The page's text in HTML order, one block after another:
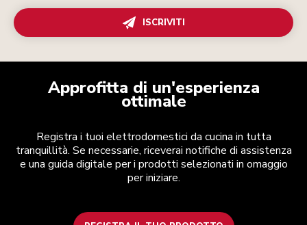
ISCRIVITI
Approfitta di un'esperienza
ottimale
Registra i tuoi elettrodomestici da cucina in tutta
tranquillità. Se necessarie, riceverai notifiche di assistenza
e una guida digitale per i prodotti selezionati in omaggio
per iniziare.